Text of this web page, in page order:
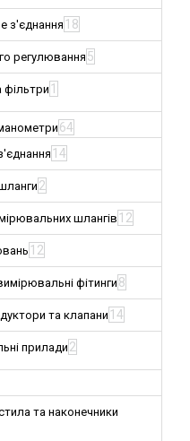
з'єднання 18
регулювання 5
фільтри 1
64
14
2
шлангів 12
12
фітинги8
та клапани 14
прилади2
та наконечники